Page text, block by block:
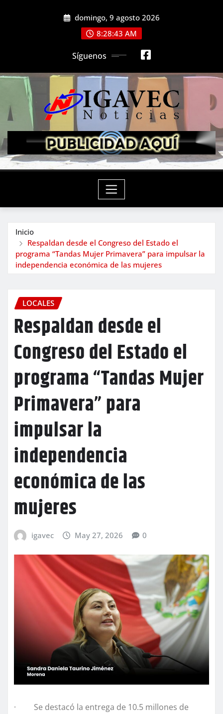
domingo, 9 agosto 2026
8:28:44 AM
Síguenos
Inicio
Respaldan desde el Congreso del Estado el
programa “Tandas Mujer Primavera” para impulsar la
independencia económica de las mujeres
LOCALES
Respaldan desde el
Congreso del Estado el
programa “Tandas Mujer
Primavera” para
impulsar la
independencia
económica de las
mujeres
igavec May 27, 2026 0
· Se destacó la entrega de 10.5 millones de